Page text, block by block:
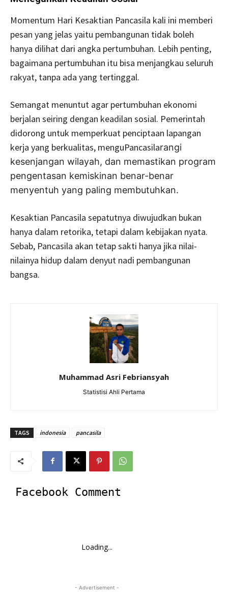
Momentum Hari Kesaktian Pancasila kali ini memberi
pesan yang jelas yaitu pembangunan tidak boleh
hanya dilihat dari angka pertumbuhan. Lebih penting,
bagaimana pertumbuhan itu bisa menjangkau seluruh
rakyat, tanpa ada yang tertinggal.
Semangat menuntut agar pertumbuhan ekonomi
berjalan seiring dengan keadilan sosial. Pemerintah
didorong untuk memperkuat penciptaan lapangan
kerja yang berkualitas, menguPancasilarangi
kesenjangan wilayah, dan memastikan program
pengentasan kemiskinan benar-benar
menyentuh yang paling membutuhkan.
Kesaktian Pancasila sepatutnya diwujudkan bukan
hanya dalam retorika, tetapi dalam kebijakan nyata.
Sebab, Pancasila akan tetap sakti hanya jika nilai-
nilainya hidup dalam denyut nadi pembangunan
bangsa.
Muhammad Asri Febriansyah
Statistisi Ahli Pertama
TAGS indonesia pancasila
Facebook Comment
Loading...
- Advertisement -